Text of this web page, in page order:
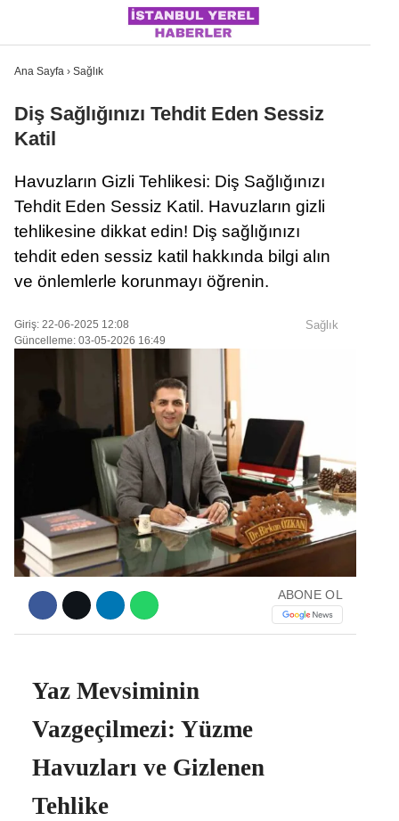
Facebook
Instagram
Youtube
İSTANBUL
ÜLKE GÜNDEMI
POLITIKA
SAĞLIK
SOSYAL MEDYA
DÜNYA
Ana Sayfa › Sağlık
Diş Sağlığınızı Tehdit Eden Sessiz
Katil
Havuzların Gizli Tehlikesi: Diş Sağlığınızı
Tehdit Eden Sessiz Katil. Havuzların gizli
tehlikesine dikkat edin! Diş sağlığınızı
tehdit eden sessiz katil hakkında bilgi alın
ve önlemlerle korunmayı öğrenin.
Giriş: 22-06-2025 12:08
Güncelleme: 03-05-2026 16:49
Sağlık
ABONE OL
Yaz Mevsiminin
Vazgeçilmezi: Yüzme
Havuzları ve Gizlenen
Tehlike